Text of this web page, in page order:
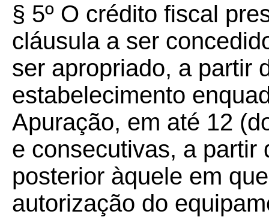
§ 5º O crédito fiscal
cláusula a ser
ser apropriado, a partir
estabelecimento
Apuração, em até 12
e consecutivas, a partir
posterior àquele em
autorização do